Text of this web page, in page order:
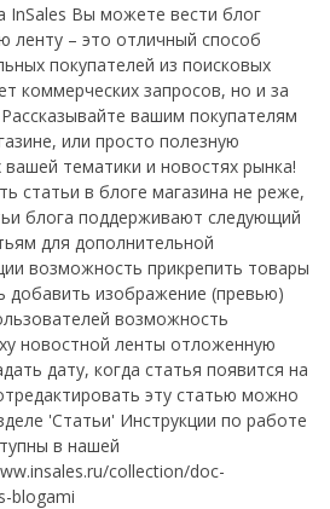
InSales Вы можете вести блог
ленту – это отличный способ
покупателей из поисковых
коммерческих запросов, но и за
вашим покупателям
или просто полезную
тематики и новостях рынка!
статьи в блоге магазина не реже,
блога поддерживают следующий
для дополнительной
возможность прикрепить товары
добавить изображение (превью)
возможность
новостной ленты отложенную
дату, когда статья появится на
эту статью можно
'Статьи' Инструкции по работе
в нашей
collection/doc-
blogami